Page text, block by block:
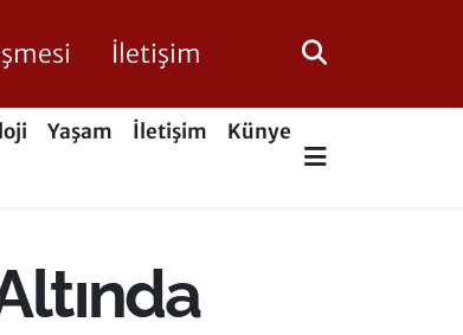
İletişim
Yaşam İletişim
Künye